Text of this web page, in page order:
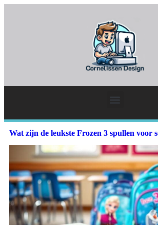
Wat zijn de leukste Frozen 3 spullen voor